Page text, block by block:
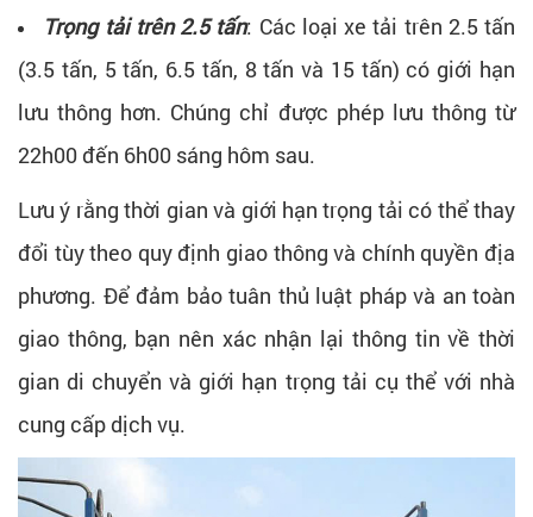
Trọng tải trên 2.5 tấn: Các loại xe tải trên 2.5 tấn
(3.5 tấn, 5 tấn, 6.5 tấn, 8 tấn và 15 tấn) có giới hạn
lưu thông hơn. Chúng chỉ được phép lưu thông từ
22h00 đến 6h00 sáng hôm sau.
Lưu ý rằng thời gian và giới hạn trọng tải có thể thay
đổi tùy theo quy định giao thông và chính quyền địa
phương. Để đảm bảo tuân thủ luật pháp và an toàn
giao thông, bạn nên xác nhận lại thông tin về thời
gian di chuyển và giới hạn trọng tải cụ thể với nhà
cung cấp dịch vụ.